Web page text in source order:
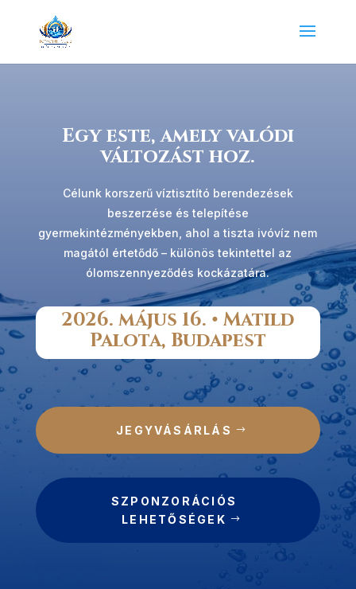
Egy este, amely valódi
változást hoz.
Célunk korszerű víztisztító berendezések
beszerzése és telepítése
gyermekintézményekben, ahol a tiszta ivóvíz nem
magától értetődő – különös tekintettel az
ólomszennyeződés kockázatára.
2026. május 16. • Matild
Palota, Budapest
JEGYVÁSÁRLÁS
SZPONZORÁCIÓS
LEHETŐSÉGEK